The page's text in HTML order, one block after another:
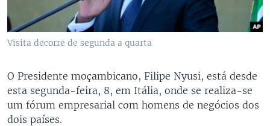
Visita decorre de segunda a quarta
O Presidente moçambicano, Filipe Nyusi, está desde
esta segunda-feira, 8, em Itália, onde se realiza-se
um fórum empresarial com homens de negócios dos
dois países.